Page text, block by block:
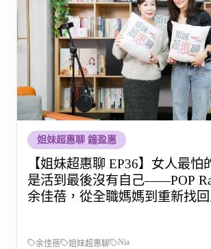
姐妹超惠聊 鐘盈惠
【姐妹超惠聊 EP36】女人最怕
是活到最後沒有自己——POP
余佳蓓，從全職媽媽到重新找
余佳蓓 姐妹超惠聊 Nia